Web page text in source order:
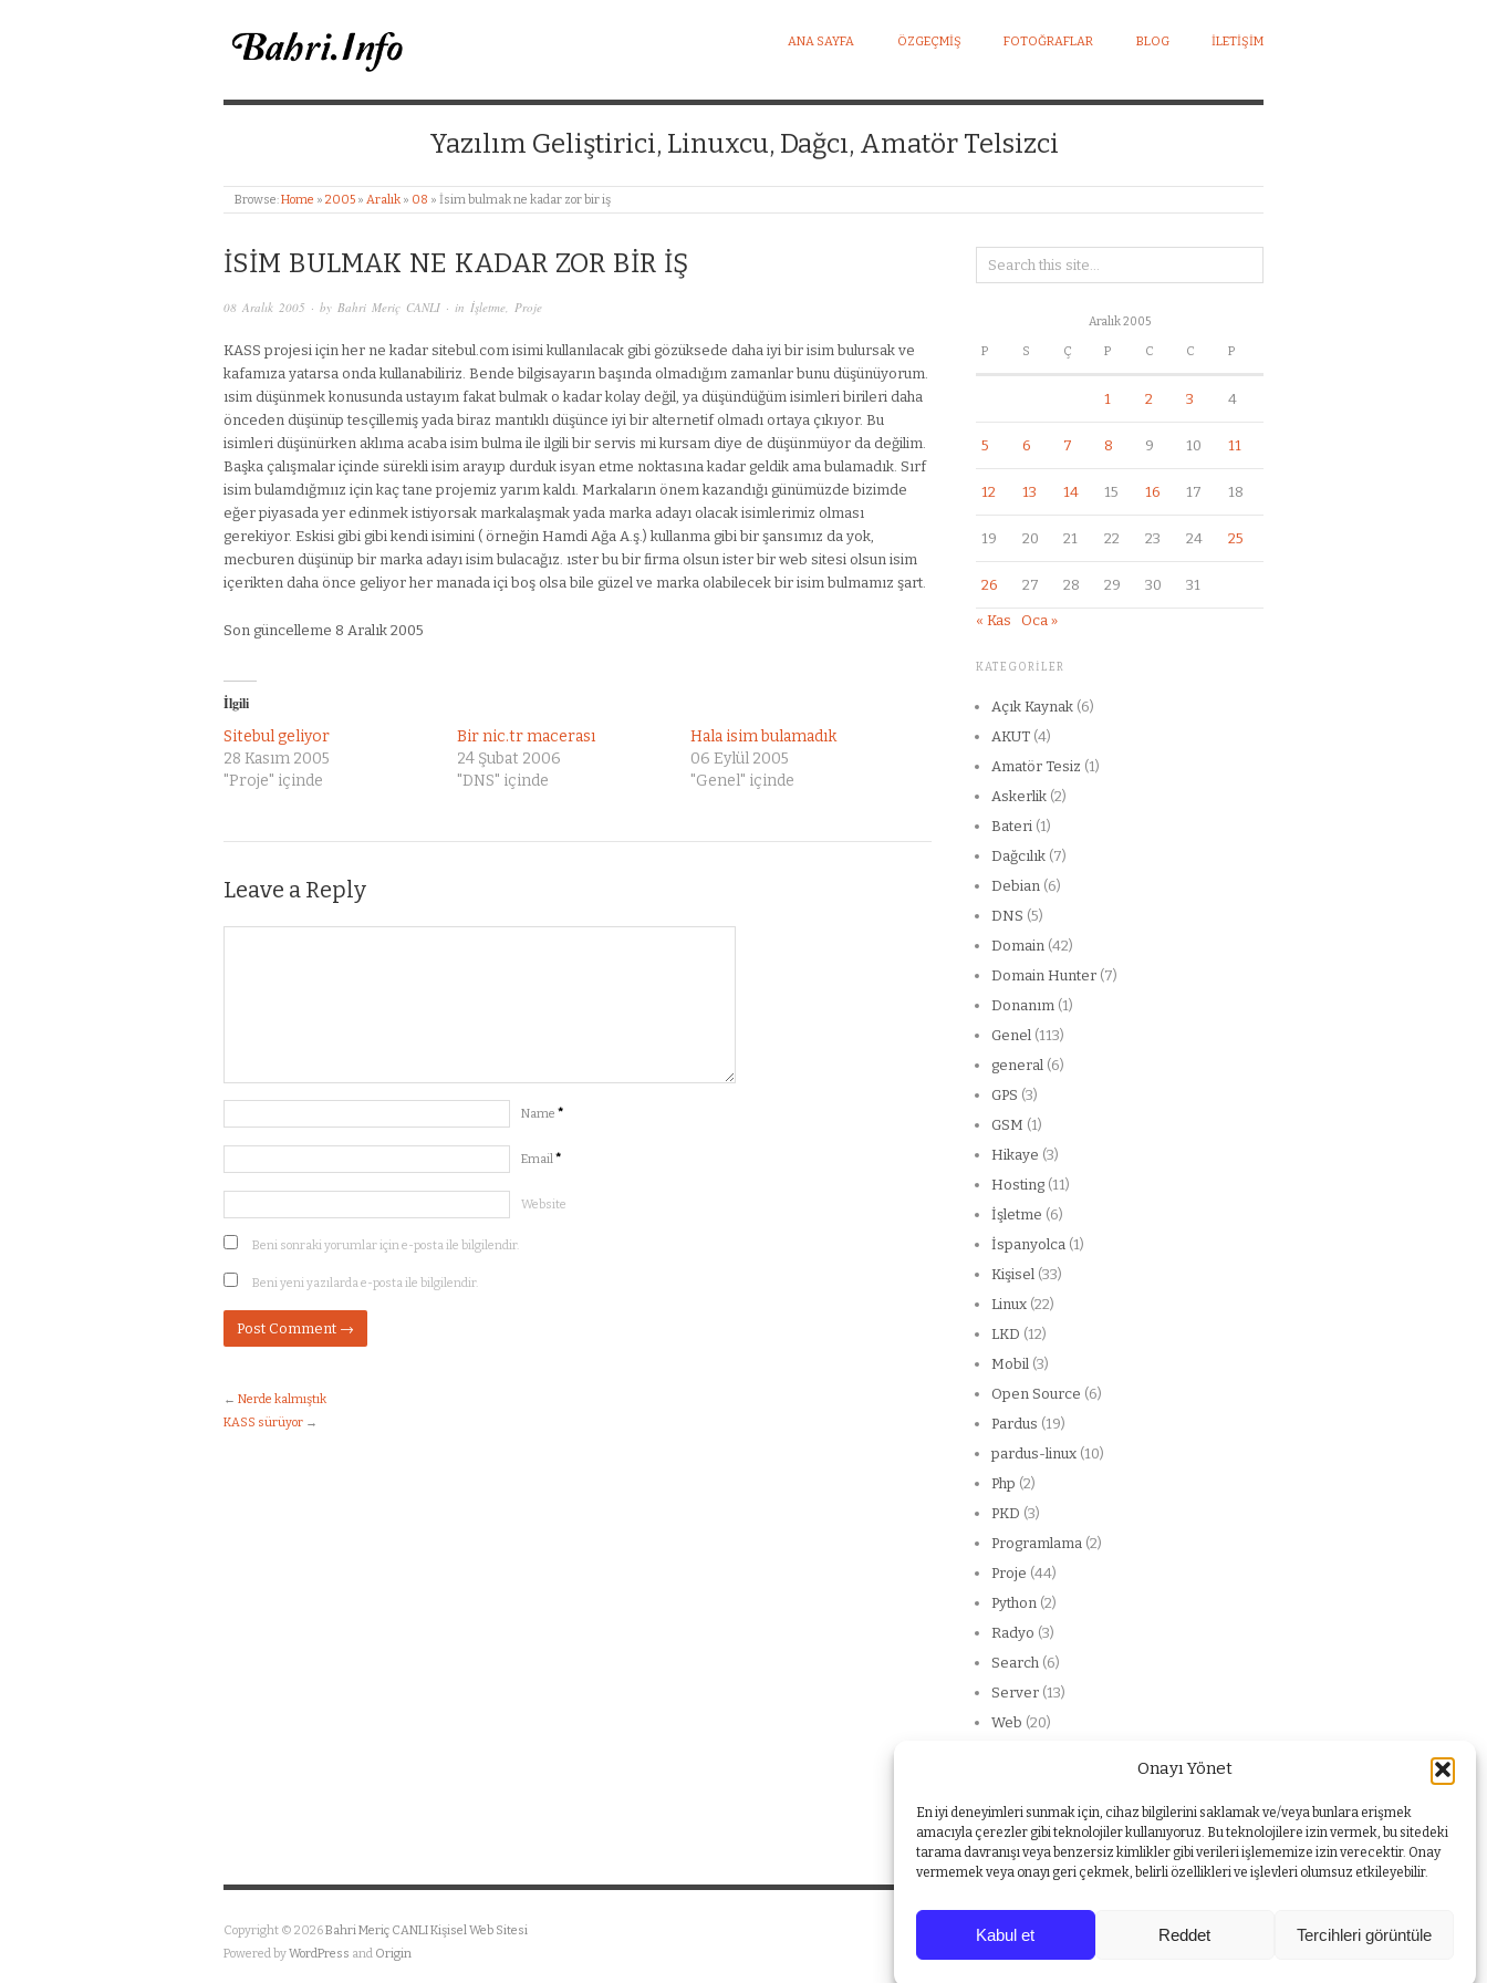
Onayı Yönet
En iyi deneyimleri sunmak için, cihaz bilgilerini saklamak ve/veya bunlara erişmek
amacıyla çerezler gibi teknolojiler kullanıyoruz. Bu teknolojilere izin vermek, bu sitedeki
tarama davranışı veya benzersiz kimlikler gibi verileri işlememize izin verecektir. Onay
vermemek veya onayı geri çekmek, belirli özellikleri ve işlevleri olumsuz etkileyebilir.
Kabul et Reddet Tercihleri görüntüle
BAHRI MERIÇ CANLI KIŞISEL WEB SITESI
ANA SAYFA ÖZGEÇMIŞ FOTOĞRAFLAR BLOG İLETIŞIM
Yazılım Geliştirici, Linuxcu, Dağcı, Amatör Telsizci
Browse:Home » 2005 » Aralık » 08 » İsim bulmak ne kadar zor bir iş
İSIM BULMAK NE KADAR ZOR BIR IŞ
08 Aralık 2005 · by Bahri Meriç CANLI · in İşletme, Proje
KASS projesi için her ne kadar sitebul.com isimi kullanılacak gibi gözüksede daha iyi bir isim bulursak ve
kafamıza yatarsa onda kullanabiliriz. Bende bilgisayarın başında olmadığım zamanlar bunu düşünüyorum.
ısim düşünmek konusunda ustayım fakat bulmak o kadar kolay değil, ya düşündüğüm isimleri birileri daha
önceden düşünüp tesçillemiş yada biraz mantıklı düşünce iyi bir alternetif olmadı ortaya çıkıyor. Bu
isimleri düşünürken aklıma acaba isim bulma ile ilgili bir servis mi kursam diye de düşünmüyor da değilim.
Başka çalışmalar içinde sürekli isim arayıp durduk isyan etme noktasına kadar geldik ama bulamadık. Sırf
isim bulamdığmıız için kaç tane projemiz yarım kaldı. Markaların önem kazandığı günümüzde bizimde
eğer piyasada yer edinmek istiyorsak markalaşmak yada marka adayı olacak isimlerimiz olması
gerekiyor. Eskisi gibi gibi kendi isimini ( örneğin Hamdi Ağa A.ş.) kullanma gibi bir şansımız da yok,
mecburen düşünüp bir marka adayı isim bulacağız. ıster bu bir firma olsun ister bir web sitesi olsun isim
içerikten daha önce geliyor her manada içi boş olsa bile güzel ve marka olabilecek bir isim bulmamız şart.
Son güncelleme 8 Aralık 2005
İlgili
Sitebul geliyor
28 Kasım 2005
"Proje" içinde
Bir nic.tr macerası
24 Şubat 2006
"DNS" içinde
Hala isim bulamadık
06 Eylül 2005
"Genel" içinde
Leave a Reply
Name *
Email*
Website
Beni sonraki yorumlar için e-posta ile bilgilendir.
Beni yeni yazılarda e-posta ile bilgilendir.
← Nerde kalmıştık
KASS sürüyor →
Aralık 2005
P S Ç P C C P
1 2 3 4
5 6 7 8 9 10 11
12 13 14 15 16 17 18
19 20 21 22 23 24 25
26 27 28 29 30 31
« Kas Oca »
KATEGORILER
Açık Kaynak (6)
AKUT (4)
Amatör Tesiz (1)
Askerlik (2)
Bateri (1)
Dağcılık (7)
Debian (6)
DNS (5)
Domain (42)
Domain Hunter (7)
Donanım (1)
Genel (113)
general (6)
GPS (3)
GSM (1)
Hikaye (3)
Hosting (11)
İşletme (6)
İspanyolca (1)
Kişisel (33)
Linux (22)
LKD (12)
Mobil (3)
Open Source (6)
Pardus (19)
pardus-linux (10)
Php (2)
PKD (3)
Programlama (2)
Proje (44)
Python (2)
Radyo (3)
Search (6)
Server (13)
Web (20)
Yabancı dil(1)
Copyright © 2026Bahri Meriç CANLI Kişisel Web Sitesi
Powered byWordPress and Origin